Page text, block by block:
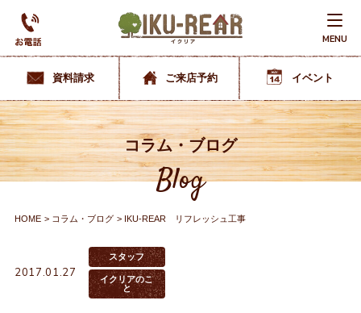
MENU
資料請求 ご来店予約 イベント
コラム・ブログ
Blog
HOME コラム・ブログ IKU-REAR リフレッシュ工事
2017.01.27
スタッフ
イクリアのこ
と